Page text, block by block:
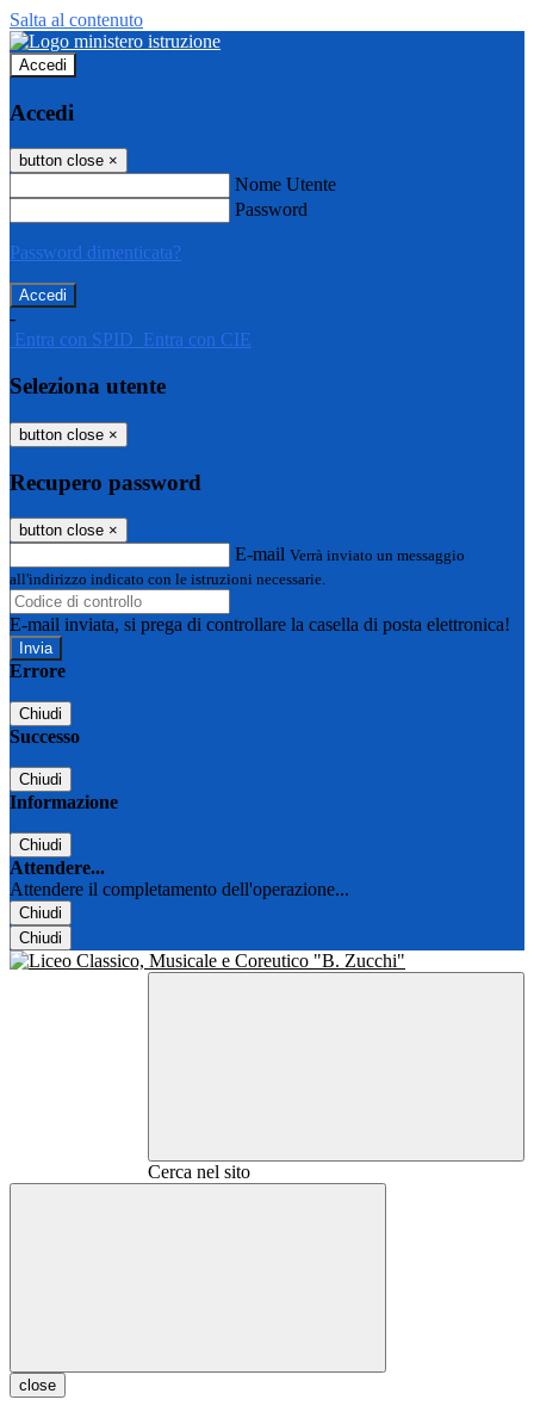
Salta al contenuto
Accedi
Accedi
button close ×
Nome Utente
Password
Password dimenticata?
-
Entra con SPID Entra con CIE
Seleziona utente
button close ×
Recupero password
button close ×
E-mail Verrà inviato un messaggio
all'indirizzo indicato con le istruzioni necessarie.
E-mail inviata, si prega di controllare la casella di posta elettronica!
Errore
Chiudi
Successo
Chiudi
Informazione
Chiudi
Attendere...
Attendere il completamento dell'operazione...
Chiudi
Chiudi
Cerca nel sito
close